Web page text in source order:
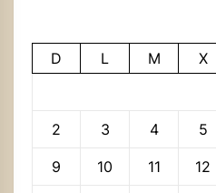
D L M X
2 3 4 5
9 10 11 12